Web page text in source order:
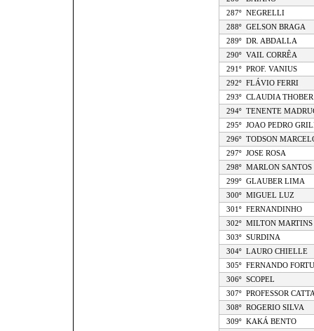
287º
NEGRELLI
288º
GELSON BRAGA
289º
DR. ABDALLA
290º
VAIL CORRÊA
291º
PROF. VANIUS
292º
FLÁVIO FERRI
293º
CLAUDIA
294º
TENENTE
295º
JOAO PEDRO
296º
TODSON
297º
JOSE ROSA
298º
MARLON SANTOS
299º
GLAUBER LIMA
300º
MIGUEL LUZ
301º
FERNANDINHO
302º
MILTON
303º
SURDINA
304º
LAURO CHIELLE
305º
FERNANDO
306º
SCOPEL
307º
PROFESSOR
308º
ROGERIO SILVA
309º
KAKÁ BENTO